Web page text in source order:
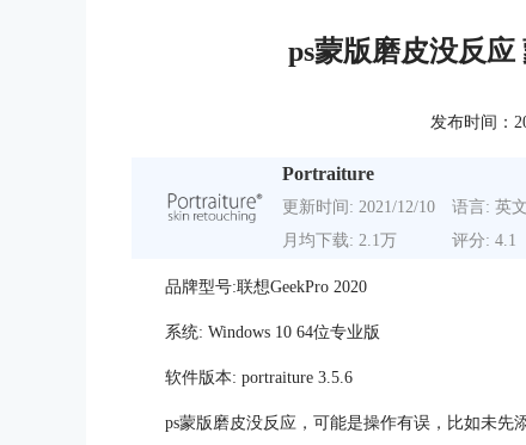
ps蒙版磨皮没反应
发布时间：
Portraiture
更新时间: 2021/12/10 语言: 英文
月均下载: 2.1万
评分: 4.1
品牌型号:联想GeekPro 2020
系统: Windows 10 64位专业版
软件版本: portraiture 3.5.6
ps蒙版磨皮没反应，可能是操作有误，比如未